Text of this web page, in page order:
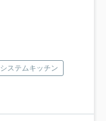
システムキッチン